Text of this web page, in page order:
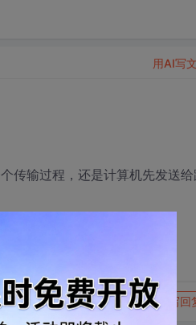
传输过程，还是计算机先发送给
写回
用AI写